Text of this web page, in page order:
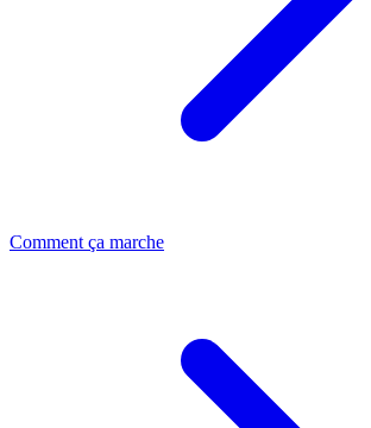
Comment ça marche